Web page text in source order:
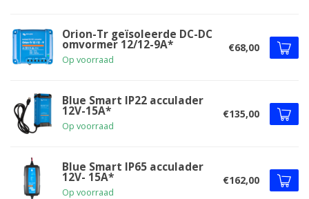
Orion-Tr geïsoleerde DC-DC
omvormer 12/12-9A*
Op voorraad
€68,00
Blue Smart IP22 acculader
12V-15A*
Op voorraad
€135,00
Blue Smart IP65 acculader
12V- 15A*
Op voorraad
€162,00